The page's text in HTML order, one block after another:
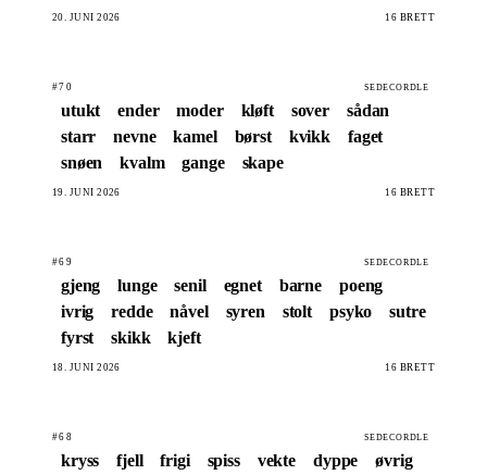
20. JUNI 2026 16 BRETT
#70 SEDECORDLE
utukt ender moder kløft sover
sådan
starr
nevne kamel børst kvikk
faget
snøen
kvalm gange skape
19. JUNI 2026 16 BRETT
#69 SEDECORDLE
gjeng lunge senil egnet barne
poeng
ivrig
redde nåvel syren stolt psyko
sutre
fyrst
skikk kjeft
18. JUNI 2026 16 BRETT
#68 SEDECORDLE
kryss fjell frigi spiss vekte dyppe
øvrig